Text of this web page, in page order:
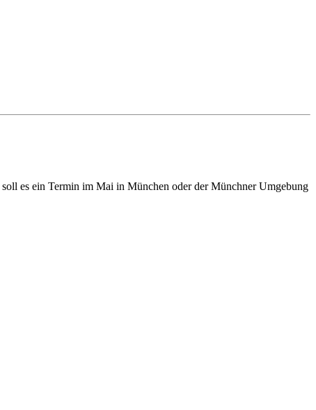
es ein Termin im Mai in München oder der Münchner Umgebung